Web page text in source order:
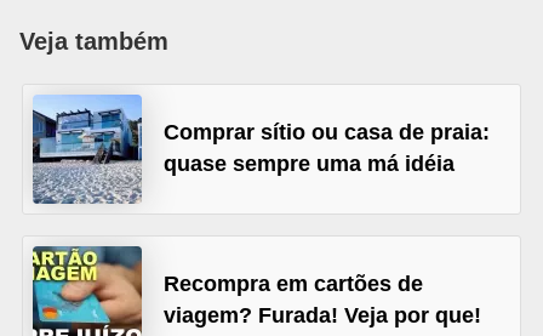
Veja também
Comprar sítio ou casa de praia:
quase sempre uma má idéia
Recompra em cartões de
viagem? Furada! Veja por que!
c
o
s
e
i
n
s
t